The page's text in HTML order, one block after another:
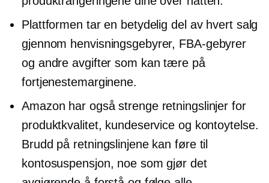
Plattformen tar en betydelig del av hvert salg
gjennom henvisningsgebyrer, FBA-gebyrer
og andre avgifter som kan tære på
fortjenestemarginene.
Amazon har også strenge retningslinjer for
produktkvalitet, kundeservice og kontoytelse.
Brudd på retningslinjene kan føre til
kontosuspensjon, noe som gjør det